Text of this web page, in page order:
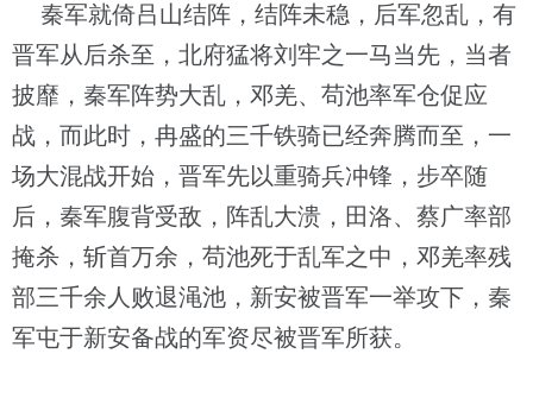
秦军就倚吕山结阵，结阵未稳，后军忽乱，有
晋军从后杀至，北府猛将刘牢之一马当先，当者
披靡，秦军阵势大乱，邓羌、苟池率军仓促应
战，而此时，冉盛的三千铁骑已经奔腾而至，一
场大混战开始，晋军先以重骑兵冲锋，步卒随
后，秦军腹背受敌，阵乱大溃，田洛、蔡广率部
掩杀，斩首万余，苟池死于乱军之中，邓羌率残
部三千余人败退渑池，新安被晋军一举攻下，秦
军屯于新安备战的军资尽被晋军所获。